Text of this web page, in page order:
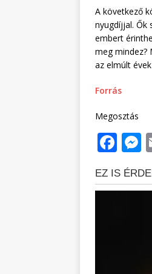
A következő
nyugdíjjal. Ők
embert
meg mindez?
az elmúlt
Forrás
Megosztás
F
a
c